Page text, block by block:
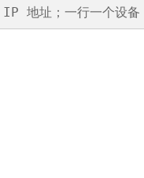
地址；一行一个设备